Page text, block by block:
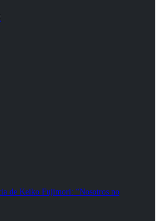
de Keiko Fujimori: “Nosotros no